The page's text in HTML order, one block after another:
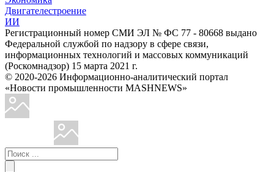
Двигателестроение
ИИ
Регистрационный номер СМИ ЭЛ № ФС 77 - 80668 выдано
Федеральной службой по надзору в сфере связи,
информационных технологий и массовых коммуникаций
(Роскомнадзор) 15 марта 2021 г.
© 2020-2026 Информационно-аналитический портал
«Новости промышленности MASHNEWS»